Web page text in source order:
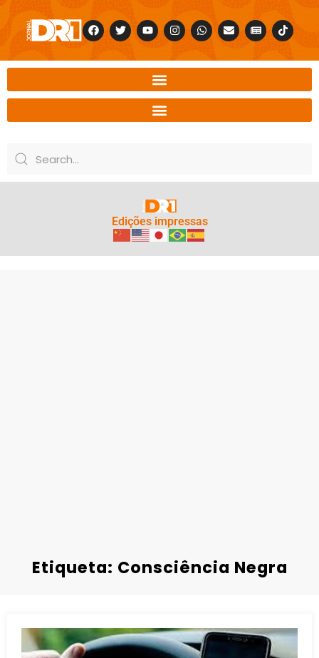
Edições impressas
Etiqueta: Consciência Negra